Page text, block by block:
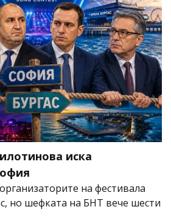
иска
на фестивала
но шефката на БНТ вече шести